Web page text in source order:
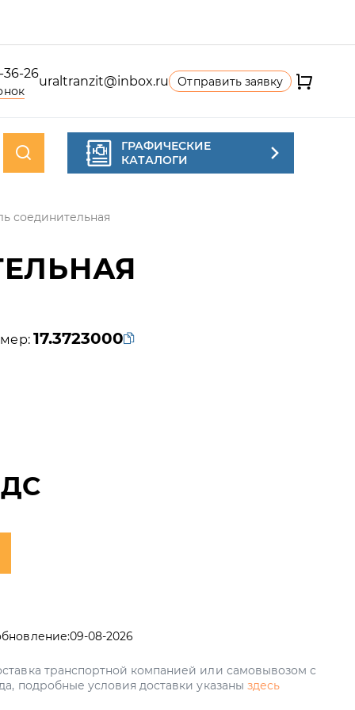
36-26
uraltranzit@inbox.ru Отправить заявку
ГРАФИЧЕСКИЕ
КАТАЛОГИ
соединительная
17.3723000
09-08-2026
транспортной компанией или самовывозом с
подробные условия доставки указаны здесь